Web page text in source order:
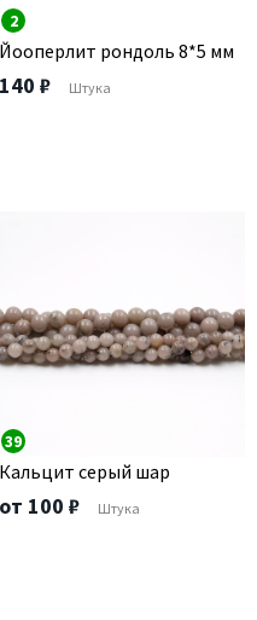
2
Йооперлит рондоль 8*5 мм
140 ₽ Штука
39
Кальцит серый шар
от 100 ₽ Штука